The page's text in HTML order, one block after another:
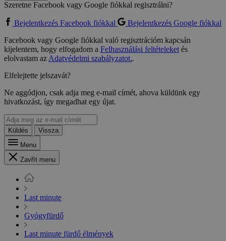
Szeretne Facebook vagy Google fiókkal regisztrálni?
Bejelentkezés Facebook fiókkal
Bejelentkezés Google fiókkal
Facebook vagy Google fiókkal való regisztrációm kapcsán
kijelentem, hogy elfogadom a Felhasználási feltételeketés
elolvastam azAdatvédelmi szabályzatot..
Elfelejtette jelszavát?
Ne aggódjon, csak adja meg e-mail címét, ahova küldünk egy
hivatkozást, így megadhat egy újat.
Küldés
Vissza
Menu
Zavřít menu
Last minute
Gyógyfürdő
Last minute fürdő élmények